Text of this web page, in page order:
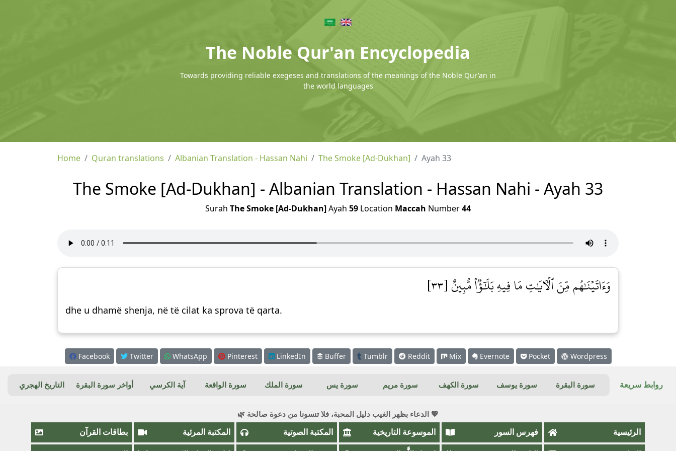
The Noble Qur'an Encyclopedia
Towards providing reliable exegeses and translations of the meanings of the Noble Qur'an in
the world languages
Home Quran translations Albanian Translation - Hassan Nahi The Smoke [Ad-Dukhan] Ayah 33
The Smoke [Ad-Dukhan] - Albanian Translation - Hassan Nahi - Ayah 33
Surah The Smoke [Ad-Dukhan]Ayah 59 Location Maccah Number44
وَءَاتَيۡنَٰهُم مِّنَ ٱلۡأٓيَٰتِ مَا فِيهِ بَلَٰٓؤٞاْ مُّبِينٌ [٣٣]
dhe u dhamë shenja, në të cilat ka sprova të qarta.
Facebook Twitter WhatsApp Pinterest LinkedIn Buffer Tumblr Reddit Mix Evernote Pocket Wordpress
روابط سريعة سورة البقرة سورة يوسف سورة الكهف سورة مريم سورة يس سورة الملك سورة الواقعة آية الكرسي أواخر سورة البقرة التاريخ الهجري
💖 الدعاء بظهر الغيب دليل المحبة، فلا تنسونا من دعوة صالحة 🌿
الرئيسية فهرس السور الموسوعة التاريخية المكتبة الصوتية المكتبة المرئية بطاقات القرآن